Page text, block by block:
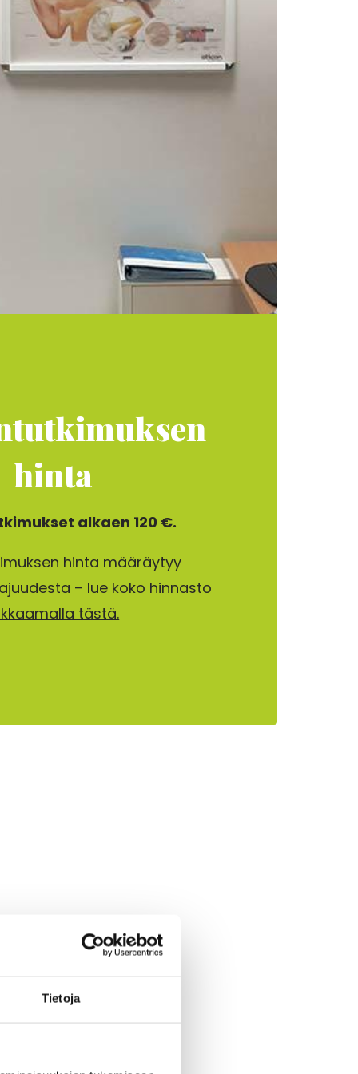
Tietoja
hinta
alkaen 120 €.
hinta määräytyy
– lue koko hinnasto
tästä.